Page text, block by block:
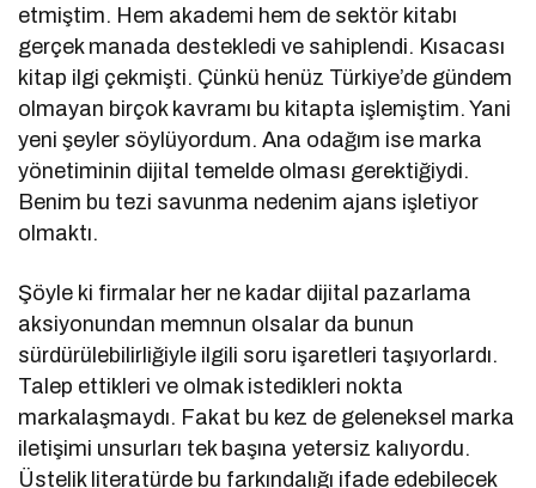
etmiştim. Hem akademi hem de sektör kitabı
gerçek manada destekledi ve sahiplendi. Kısacası
kitap ilgi çekmişti. Çünkü henüz Türkiye’de gündem
olmayan birçok kavramı bu kitapta işlemiştim. Yani
yeni şeyler söylüyordum. Ana odağım ise marka
yönetiminin dijital temelde olması gerektiğiydi.
Benim bu tezi savunma nedenim ajans işletiyor
olmaktı.
Şöyle ki firmalar her ne kadar dijital pazarlama
aksiyonundan memnun olsalar da bunun
sürdürülebilirliğiyle ilgili soru işaretleri taşıyorlardı.
Talep ettikleri ve olmak istedikleri nokta
markalaşmaydı. Fakat bu kez de geleneksel marka
iletişimi unsurları tek başına yetersiz kalıyordu.
Üstelik literatürde bu farkındalığı ifade edebilecek